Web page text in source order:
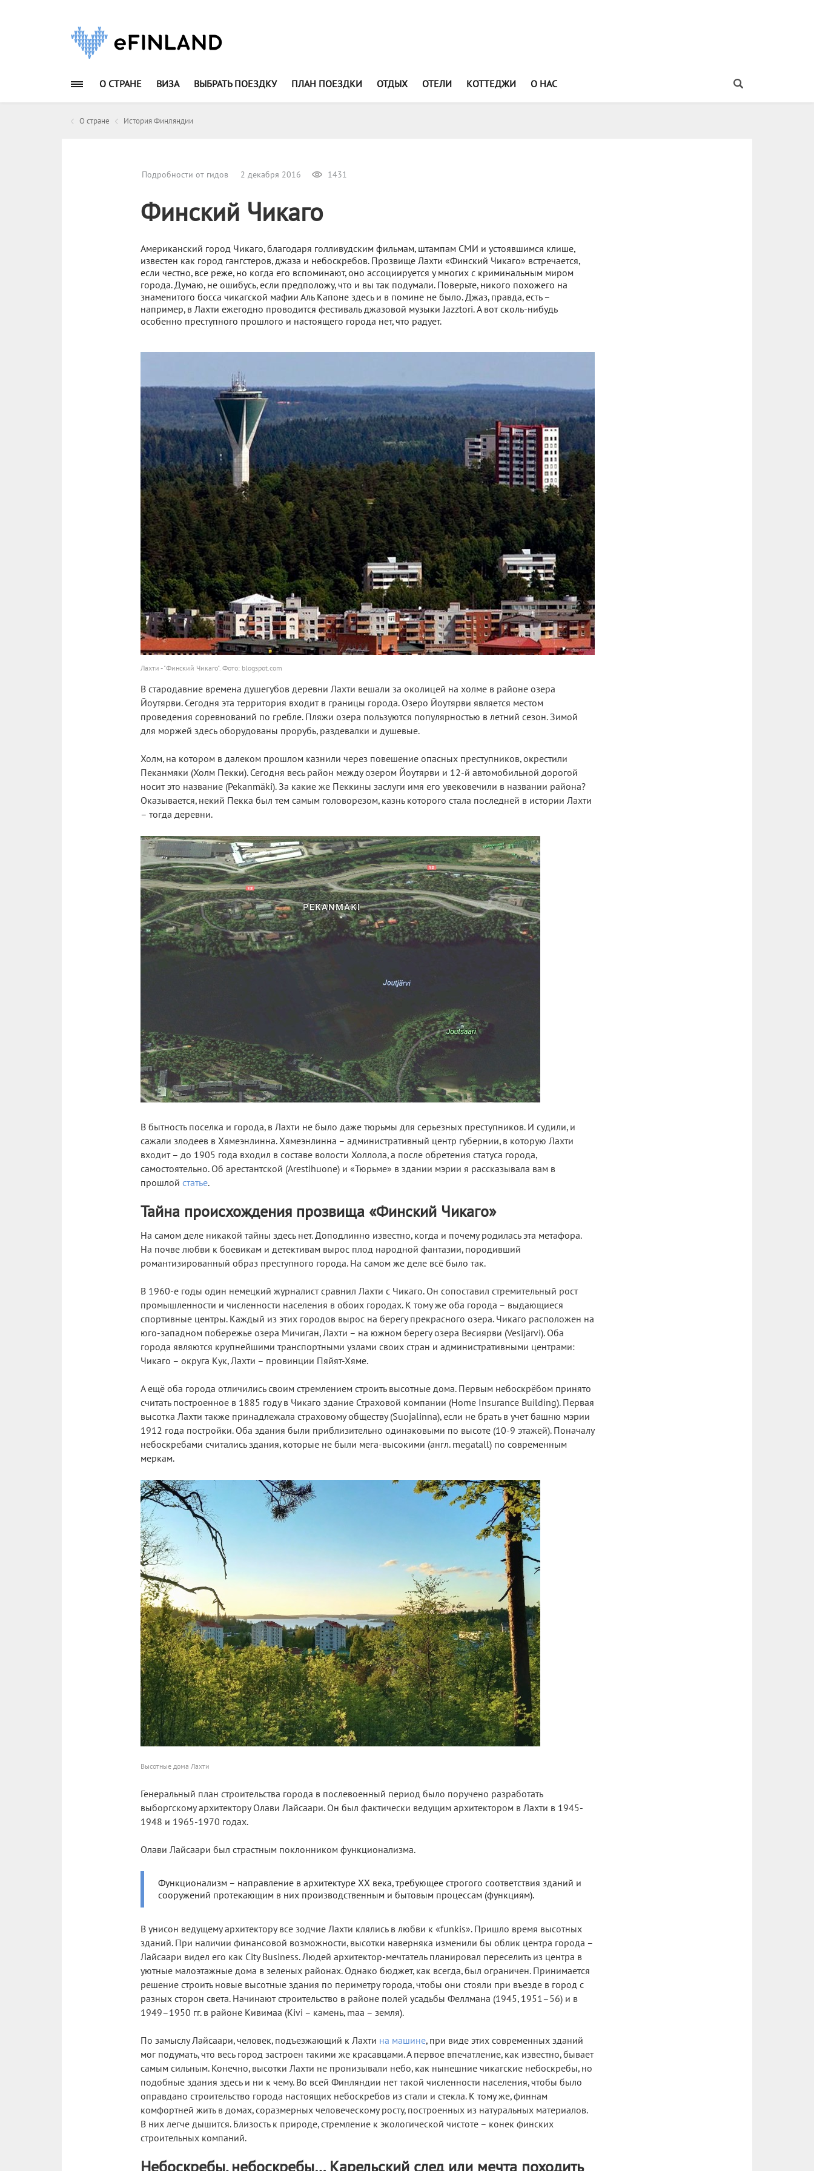
О СТРАНЕ ВИЗА ВЫБРАТЬ ПОЕЗДКУ ПЛАН ПОЕЗДКИ ОТДЫХ ОТЕЛИ КОТТЕДЖИ О НАС
О стране История Финляндии
Подробности от гидов 2 декабря 2016 1431
Финский Чикаго
Американский город Чикаго, благодаря голливудским фильмам, штампам СМИ и устоявшимся клише,
известен как город гангстеров, джаза и небоскребов. Прозвище Лахти «Финский Чикаго» встречается,
если честно, все реже, но когда его вспоминают, оно ассоциируется у многих с криминальным миром
города. Думаю, не ошибусь, если предположу, что и вы так подумали. Поверьте, никого похожего на
знаменитого босса чикагской мафии Аль Капоне здесь и в помине не было. Джаз, правда, есть –
например, в Лахти ежегодно проводится фестиваль джазовой музыки Jazztori. А вот сколь-нибудь
особенно преступного прошлого и настоящего города нет, что радует.
Лахти - "Финский Чикаго". Фото: blogspot.com
В стародавние времена душегубов деревни Лахти вешали за околицей на холме в районе озера
Йоутярви. Сегодня эта территория входит в границы города. Озеро Йоутярви является местом
проведения соревнований по гребле. Пляжи озера пользуются популярностью в летний сезон. Зимой
для моржей здесь оборудованы прорубь, раздевалки и душевые.
Холм, на котором в далеком прошлом казнили через повешение опасных преступников, окрестили
Пеканмяки (Холм Пекки). Сегодня весь район между озером Йоутярви и 12-й автомобильной дорогой
носит это название (Pekanmäki). За какие же Пеккины заслуги имя его увековечили в названии района?
Оказывается, некий Пекка был тем самым головорезом, казнь которого стала последней в истории Лахти
– тогда деревни.
В бытность поселка и города, в Лахти не было даже тюрьмы для серьезных преступников. И судили, и
сажали злодеев в Хямеэнлинна. Хямеэнлинна – административный центр губернии, в которую Лахти
входит – до 1905 года входил в составе волости Холлола, а после обретения статуса города,
самостоятельно. Об арестантской (Arestihuone) и «Тюрьме» в здании мэрии я рассказывала вам в
прошлой статье.
Тайна происхождения прозвища «Финский Чикаго»
На самом деле никакой тайны здесь нет. Доподлинно известно, когда и почему родилась эта метафора.
На почве любви к боевикам и детективам вырос плод народной фантазии, породивший
романтизированный образ преступного города. На самом же деле всё было так.
В 1960-е годы один немецкий журналист сравнил Лахти с Чикаго. Он сопоставил стремительный рост
промышленности и численности населения в обоих городах. К тому же оба города – выдающиеся
спортивные центры. Каждый из этих городов вырос на берегу прекрасного озера. Чикаго расположен на
юго-западном побережье озера Мичиган, Лахти – на южном берегу озера Весиярви (Vesijärvi). Оба
города являются крупнейшими транспортными узлами своих стран и административными центрами:
Чикаго – округа Кук, Лахти – провинции Пяйят-Хяме.
А ещё оба города отличились своим стремлением строить высотные дома. Первым небоскрёбом принято
считать построенное в 1885 году в Чикаго здание Страховой компании (Home Insurance Building). Первая
высотка Лахти также принадлежала страховому обществу (Suojalinna), если не брать в учет башню мэрии
1912 года постройки. Оба здания были приблизительно одинаковыми по высоте (10-9 этажей). Поначалу
небоскребами считались здания, которые не были мега-высокими (англ. megatall) по современным
меркам.
Высотные дома Лахти
Генеральный план строительства города в послевоенный период было поручено разработать
выборгскому архитектору Олави Лайсаари. Он был фактически ведущим архитектором в Лахти в 1945-
1948 и 1965-1970 годах.
Олави Лайсаари был страстным поклонником функционализма.
Функционализм – направление в архитектуре XX века, требующее строгого соответствия зданий и
сооружений протекающим в них производственным и бытовым процессам (функциям).
В унисон ведущему архитектору все зодчие Лахти клялись в любви к «funkis». Пришло время высотных
зданий. При наличии финансовой возможности, высотки наверняка изменили бы облик центра города –
Лайсаари видел его как City Business. Людей архитектор-мечтатель планировал переселить из центра в
уютные малоэтажные дома в зеленых районах. Однако бюджет, как всегда, был ограничен. Принимается
решение строить новые высотные здания по периметру города, чтобы они стояли при въезде в город с
разных сторон света. Начинают строительство в районе полей усадьбы Феллмана (1945, 1951–56) и в
1949–1950 гг. в районе Кивимаа (Kivi – камень, maa – земля).
По замыслу Лайсаари, человек, подъезжающий к Лахти на машине, при виде этих современных зданий
мог подумать, что весь город застроен такими же красавцами. А первое впечатление, как известно, бывает
самым сильным. Конечно, высотки Лахти не пронизывали небо, как нынешние чикагские небоскребы, но
подобные здания здесь и ни к чему. Во всей Финляндии нет такой численности населения, чтобы было
оправдано строительство города настоящих небоскребов из стали и стекла. К тому же, финнам
комфортней жить в домах, соразмерных человеческому росту, построенных из натуральных материалов.
В них легче дышится. Близость к природе, стремление к экологической чистоте – конек финских
строительных компаний.
Небоскребы, небоскребы… Карельский след или мечта походить